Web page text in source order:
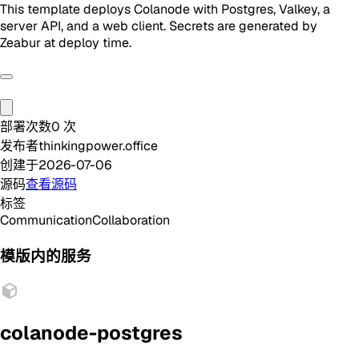
This template deploys Colanode with Postgres, Valkey, a
server API, and a web client. Secrets are generated by
Zeabur at deploy time.
部署次数0 次
发布者thinkingpower.office
创建于2026-07-06
源码查看源码
标签
CommunicationCollaboration
模版内的服务
colanode-postgres